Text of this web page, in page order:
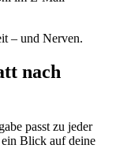
– und Nerven.
nach
passt zu jeder
Blick auf deine